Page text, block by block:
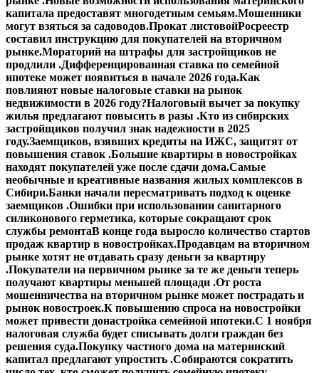
капитала предоставят многодетным семьям.Мошенники
могут взяться за садоводов.Прокат листовойРосреестр
составил инструкцию для покупателей на вторичном
рынке.Мораторий на штрафы для застройщиков не
продлили .Дифференцированная ставка по семейной
ипотеке может появиться в начале 2026 года.Как
повлияют новые налоговые ставки на рынок
недвижимости в 2026 году?Налоговый вычет за покупку
жилья предлагают повысить в разы .Кто из сибирских
застройщиков получил знак надежности в 2025
году.Заемщиков, взявших кредиты на ИЖС, защитят от
повышения ставок .Большие квартиры в новостройках
находят покупателей уже после сдачи дома.Самые
необычные и креативные названия жилых комплексов в
Сибири.Банки начали пересматривать подход к оценке
заемщиков .Ошибки при использовании санитарного
силиконового герметика, которые сокращают срок
службы ремонтаВ конце года выросло количество стартов
продаж квартир в новостройках.Продавцам на вторичном
рынке хотят не отдавать сразу деньги за квартиру
.Покупатели на первичном рынке за те же деньги теперь
получают квартиры меньшей площади .От роста
мошенничества на вторичном рынке может пострадать и
рынок новостроек.К повышению спроса на новостройки
может привести донастройка семейной ипотеки.С 1 ноября
налоговая служба будет списывать долги граждан без
решения суда.Покупку частного дома на материнский
капитал предлагают упростить .Собираются сократить